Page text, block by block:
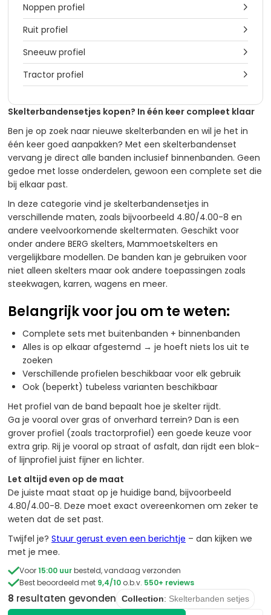
Noppen profiel 
Ruit profiel 
Sneeuw profiel 
Tractor profiel 
Skelterbandensetjes kopen? In één keer compleet klaar
Ben je op zoek naar nieuwe skelterbanden en wil je het in
één keer goed aanpakken? Met een skelterbandenset
vervang je direct alle banden inclusief binnenbanden. Geen
gedoe met losse onderdelen, gewoon een complete set die
bij elkaar past.
In deze categorie vind je skelterbandensetjes in
verschillende maten, zoals bijvoorbeeld 4.80/4.00-8 en
andere veelvoorkomende skeltermaten. Geschikt voor
onder andere BERG skelters, Mammoetskelters en
vergelijkbare modellen. De banden kan je gebruiken voor
niet alleen skelters maar ook andere toepassingen zoals
steekwagen, karren, wagens en meer.
Belangrijk voor jou om te weten:
Complete sets met buitenbanden + binnenbanden
Alles is op elkaar afgestemd → je hoeft niets los uit te
zoeken
Verschillende profielen beschikbaar voor elk gebruik
Ook (beperkt) tubeless varianten beschikbaar
Het profiel van de band bepaalt hoe je skelter rijdt.
Ga je vooral over gras of onverhard terrein? Dan is een
grover profiel (zoals tractorprofiel) een goede keuze voor
extra grip. Rij je vooral op straat of asfalt, dan rijdt een blok-
of lijnprofiel juist fijner en lichter.
Let altijd even op de maat
De juiste maat staat op je huidige band, bijvoorbeeld
4.80/4.00-8. Deze moet exact overeenkomen om zeker te
weten dat de set past.
Twijfel je? Stuur gerust even een berichtje – dan kijken we
met je mee.
Voor15:00 uurbesteld, vandaag verzonden
Best beoordeeld met 9,4/10 o.b.v. 550+ reviews
8 resultaten gevonden Collection: Skelterbanden setjes